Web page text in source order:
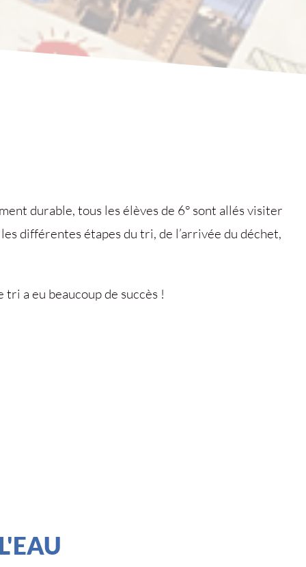
durable, tous les élèves de 6° sont allés visiter
différentes étapes du tri, de l’arrivée du déchet,
a eu beaucoup de succès !